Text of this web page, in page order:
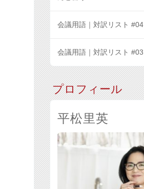
会議用語｜対訳リスト #04
会議用語｜対訳リスト #03
プロフィール
平松里英